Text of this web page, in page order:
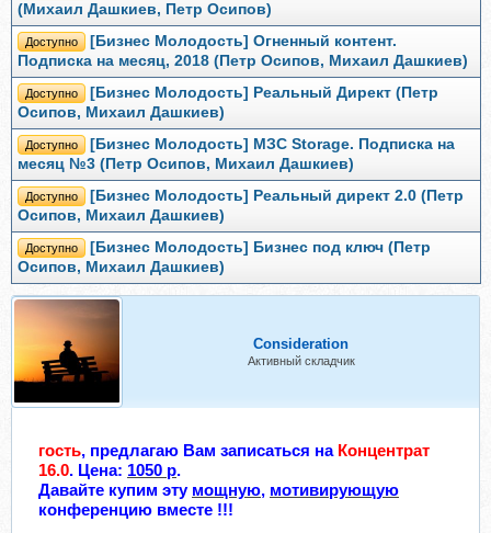
(Михаил Дашкиев, Петр Осипов)
Доступно
[Бизнес Молодость] Огненный контент.
Подписка на месяц, 2018 (Петр Осипов, Михаил Дашкиев)
Доступно
[Бизнес Молодость] Реальный Директ (Петр
Осипов, Михаил Дашкиев)
Доступно
[Бизнес Молодость] МЗС Storage. Подписка на
месяц №3 (Петр Осипов, Михаил Дашкиев)
Доступно
[Бизнес Молодость] Реальный директ 2.0 (Петр
Осипов, Михаил Дашкиев)
Доступно
[Бизнес Молодость] Бизнес под ключ (Петр
Осипов, Михаил Дашкиев)
Consideration
Активный складчик
гость, предлагаю Вам записаться на Концентрат
16.0. Цена: 1050 р.
Давайте купим эту мощную, мотивирующую
конференцию вместе !!!